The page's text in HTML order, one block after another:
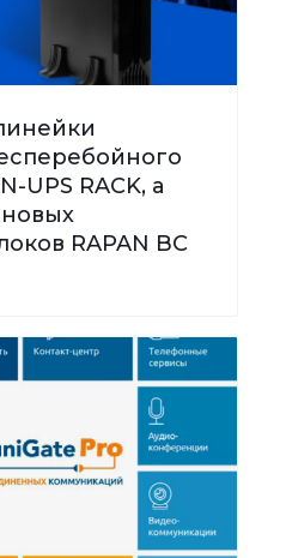
UPS RACK, а
RAPAN BC